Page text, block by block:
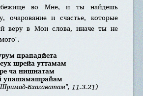
во Мне, и ты найдешь
очарование и счастье, которые
веру в Мои слова, иначе ты не
прападйета
шрейа уттамам
ча нишнатам
упашамашрайам
Бхагаватам", 11.3.21)